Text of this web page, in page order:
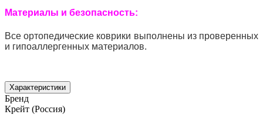
Материалы и безопасность:
Все ортопедические коврики выполнены из проверенных
и гипоаллергенных материалов.
Характеристики
Бренд
Крейт (Россия)